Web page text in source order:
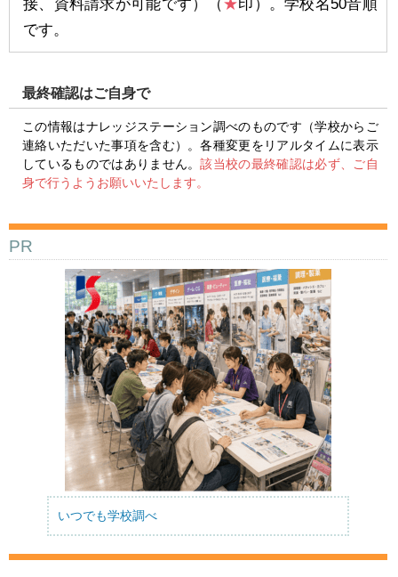
接、資料請求が可能です）（★印）。学校名50音順
です。
最終確認はご自身で
この情報はナレッジステーション調べのものです（学校からご
連絡いただいた事項を含む）。各種変更をリアルタイムに表示
しているものではありません。該当校の最終確認は必ず、ご自
身で行うようお願いいたします。
PR
いつでも学校調べ